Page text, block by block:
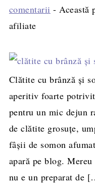
comentarii - Această
afiliate
Clătite cu brânză şi
aperitiv foarte
pentru un mic dejun
de clătite grosuțe,
fâșii de somon
apară pe blog.
nu e un preparat de